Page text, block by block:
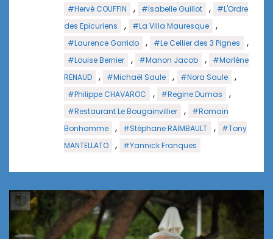
#Hervé COUFFIN , #Isabelle Guillot ,
#L'Ordre
des Epicuriens
, #La Villa Mauresque ,
#Laurence Garrido , #Le Cellier des 3 Pignes ,
#Louise Bernier , #Manon Jacob ,
#Marlène
RENAUD
, #Michaël Saule , #Nora Saule ,
#Philippe CHAVAROC , #Regine Dumas ,
#Restaurant Le Bougainvillier ,
#Romain
Bonhomme
, #Stéphane RAIMBAULT ,
#Tony
MANTELLATO
, #Yannick Franques